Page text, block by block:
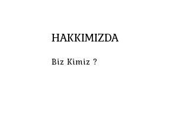
HAKKIMIZDA
Biz Kimiz ?